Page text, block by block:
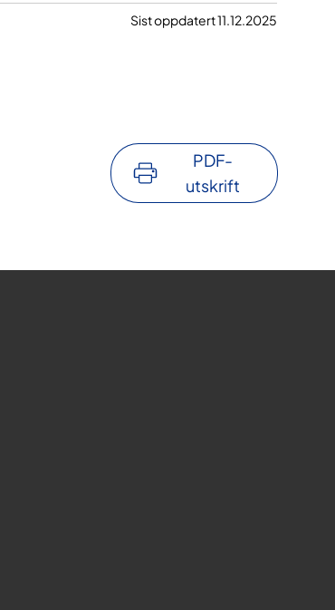
Sist oppdatert 11.12.2025
PDF-
utskrift